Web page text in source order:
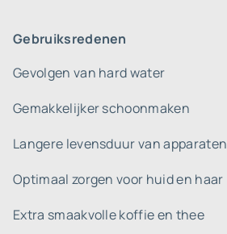
Gebruiksredenen
Gevolgen van hard water
Gemakkelijker schoonmaken
Langere levensduur van apparaten
Optimaal zorgen voor huid en haar
Extra smaakvolle koffie en thee